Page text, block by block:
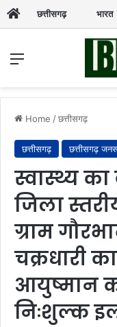
छत्तीसगढ़ भारत
Menu
Home /छत्तीसगढ़
छत्तीसगढ़ छत्तीसगढ़
स्वास्थ्य
जिला
ग्राम
चक्रधारी
आयुष्मान
निःशुल्क